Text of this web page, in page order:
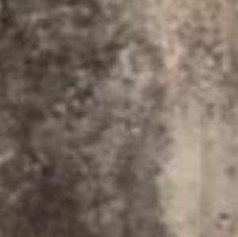













